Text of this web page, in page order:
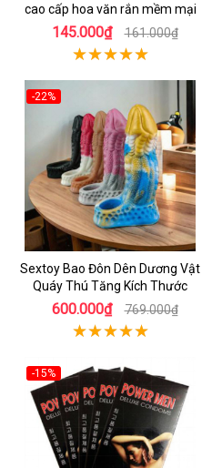
cao cấp hoa văn rắn mềm mại
145.000₫ 161.000₫
-22%
Sextoy Bao Đôn Dên Dương Vật
Quáy Thú Tăng Kích Thước
600.000₫ 769.000₫
-15%